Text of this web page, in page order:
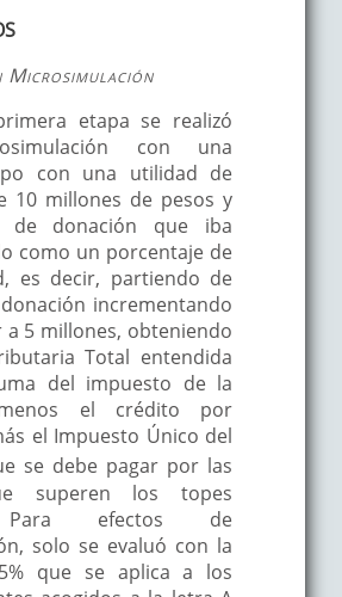
Microsimulación
etapa se realizó
con una
con una utilidad de
10 millones de pesos y
de donación que iba
como un porcentaje de
es decir, partiendo de
incrementando
a 5 millones, obteniendo
Total entendida
del impuesto de la
el crédito por
el Impuesto Único del
se debe pagar por las
superen los topes
Para efectos de
solo se evaluó con la
que se aplica a los